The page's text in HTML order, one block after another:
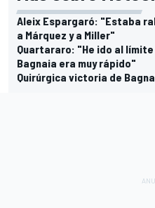
Aleix Espargaró: "Estaba
a Márquez y a Miller"
Quartararo: "He ido al
Bagnaia era muy rápido"
Quirúrgica victoria de